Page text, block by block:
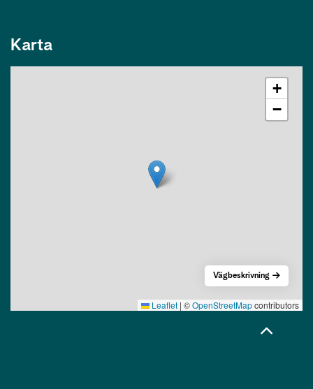
Karta
+
−
Leaflet | ©OpenStreetMapcontributors
Vägbeskrivning